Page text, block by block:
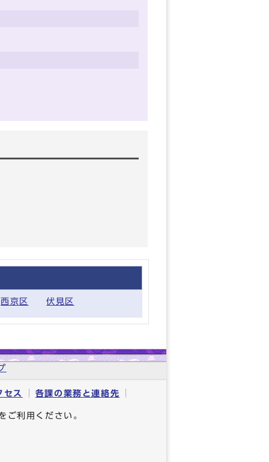
西京区 伏見区
セス 各課の業務と連絡先
ご利用ください。